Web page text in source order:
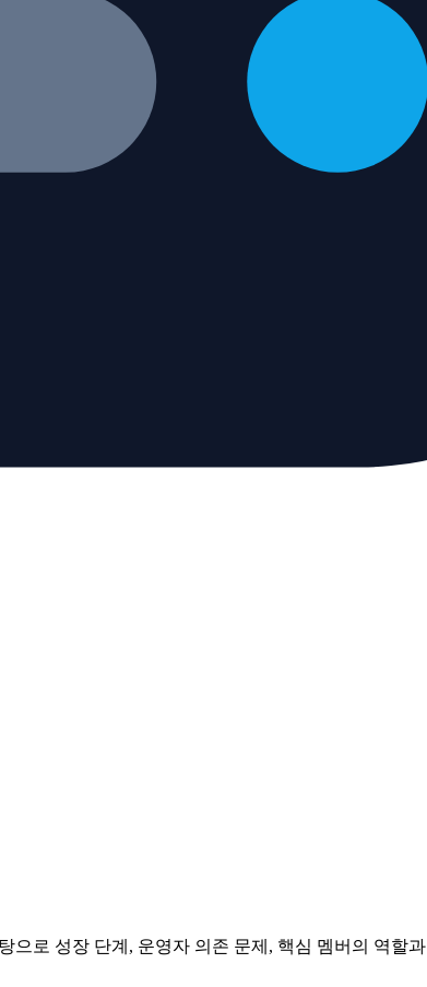
로 성장 단계, 운영자 의존 문제, 핵심 멤버의 역할